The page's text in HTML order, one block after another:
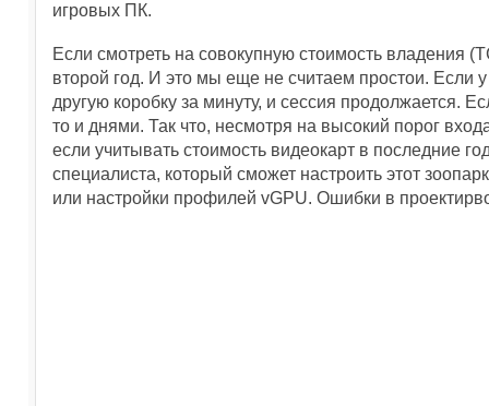
игровых ПК.
Если смотреть на совокупную стоимость владения
второй год. И это мы еще не считаем простои. Если у
другую коробку за минуту, и сессия продолжается.
то и днями. Так что, несмотря на высокий порог
если учитывать стоимость видеокарт в последние
специалиста, который сможет настроить этот
или настройки профилей vGPU. Ошибки в